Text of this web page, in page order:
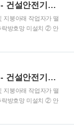
및 추락에 의한 위험
는 비래에 의한 위험
방지하기 위한 것 ③
산업안전기사 실기 작업형 요약자료 - 건설안전기술 2
지붕아래 작업자가 떨
락방호망 미설치 ② 안
작업장 아래 접근금
장 아래에는 관계 근
발생개요 및 피해상
의 의견 작업발판 및
는 장소에 설치하여야
산업안전기사 실기 작업형 요약자료 - 건설안전기술1
지붕아래 작업자가 떨
락방호망 미설치 ② 안
작업장 아래 접근금